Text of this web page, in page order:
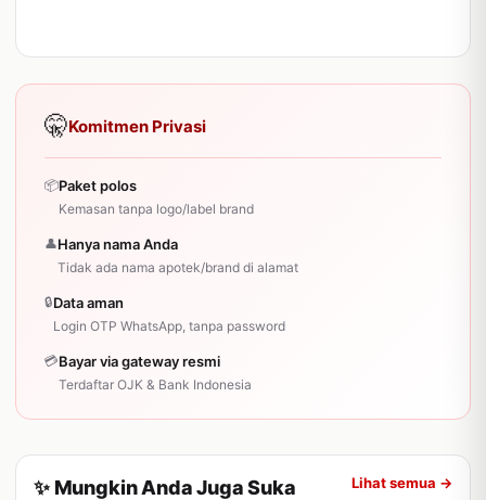
🤫Komitmen Privasi
📦Paket polos
Kemasan tanpa logo/label brand
👤Hanya nama Anda
Tidak ada nama apotek/brand di alamat
🔒Data aman
Login OTP WhatsApp, tanpa password
💳Bayar via gateway resmi
Terdaftar OJK & Bank Indonesia
✨ Mungkin Anda Juga Suka Lihat semua →